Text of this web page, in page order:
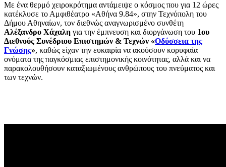
Με ένα θερμό χειροκρότημα αντάμειψε ο κόσμος που για 12 ώρες
κατέκλυσε το Αμφιθέατρο «Αθήνα 9.84», στην Τεχνόπολη του
Δήμου Αθηναίων, τον διεθνώς αναγνωρισμένο συνθέτη
Αλέξανδρο Χάχαλη για την έμπνευση και διοργάνωση του 1ου
Διεθνούς Συνέδριου Επιστημών & Τεχνών «Οδύσσεια της
Γνώσης», καθώς είχαν την ευκαιρία να ακούσουν κορυφαία
ονόματα της παγκόσμιας επιστημονικής κοινότητας, αλλά και να
παρακολουθήσουν καταξιωμένους ανθρώπους του πνεύματος και
των τεχνών.